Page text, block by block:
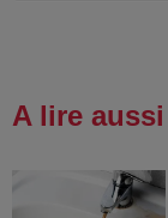
A lire aussi